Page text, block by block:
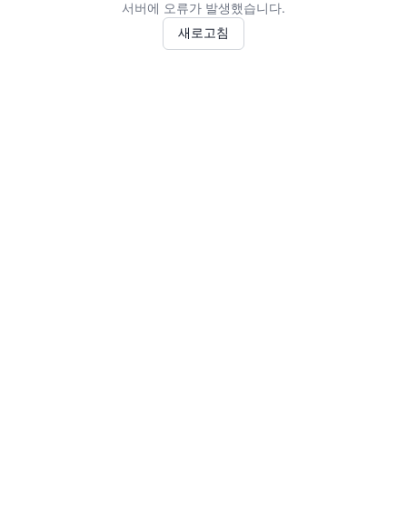
서버에 오류가 발생했습니다.
새로고침